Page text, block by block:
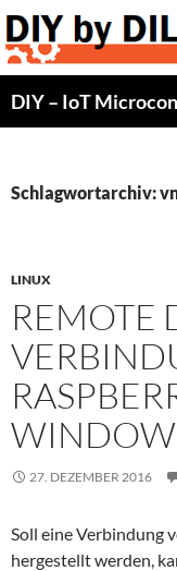
Zum
Inhalt
springen
Schlagwortarchiv:
LINUX
REMOTE
27. DEZEMBER 2016
Soll eine Verbindung
hergestellt werden,